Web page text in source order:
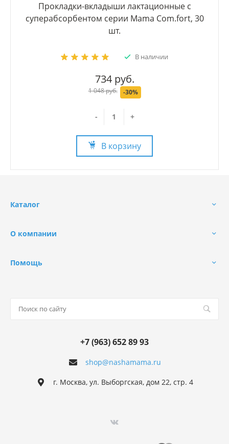
Прокладки-вкладыши лактационные с
суперабсорбентом серии Mama Com.fort, 30
шт.
В наличии
734 руб.
1 048 руб. -30%
- +
В корзину
Каталог
О компании
Помощь
shop@nashamama.ru
+7 (963) 652 89 93
г. Москва, ул. Выборгская, дом 22, стр. 4